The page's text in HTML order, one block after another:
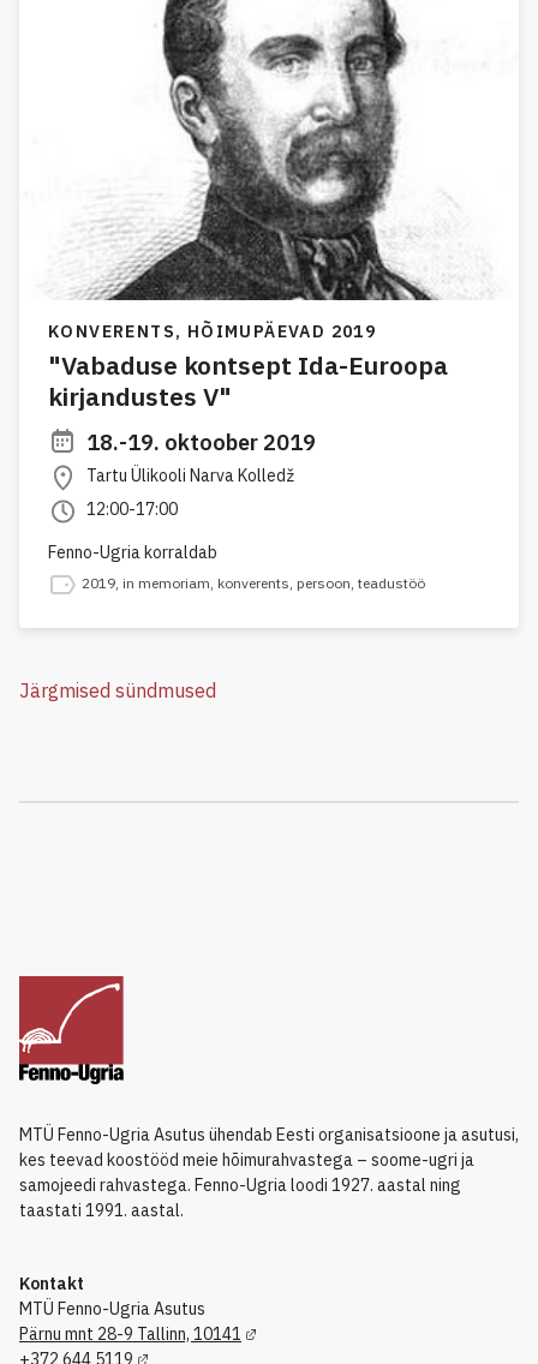
KONVERENTS, HÕIMUPÄEVAD 2019
"Vabaduse kontsept Ida-Euroopa
kirjandustes V"
18.-19. oktoober 2019
Tartu Ülikooli Narva Kolledž
12:00-17:00
Fenno-Ugria korraldab
2019 in memoriam konverents persoon teadustöö
Järgmised sündmused
MTÜ Fenno-Ugria Asutus ühendab Eesti organisatsioone ja asutusi,
kes teevad koostööd meie hõimurahvastega – soome-ugri ja
samojeedi rahvastega. Fenno-Ugria loodi 1927. aastal ning
taastati 1991. aastal.
Kontakt
MTÜ Fenno-Ugria Asutus
Pärnu mnt 28-9 Tallinn, 10141
+372 644 5119